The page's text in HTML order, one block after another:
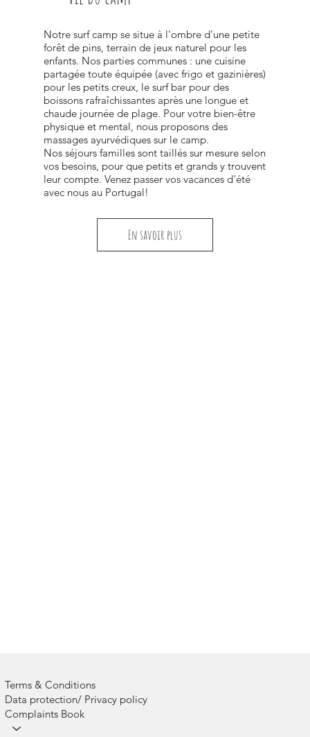
Notre surf camp se situe à l'ombre d'une petite
forêt de pins, terrain de jeux naturel pour les
enfants. Nos parties communes : une cuisine
partagée toute équipée (avec frigo et gazinières)
pour les petits creux, le surf bar pour des
boissons rafraîchissantes après une longue et
chaude journée de plage. Pour votre bien-être
physique et mental, nous proposons des
massages ayurvédiques sur le camp.
Nos séjours familles sont taillés sur mesure selon
vos besoins, pour que petits et grands y trouvent
leur compte. Venez passer vos vacances d'été
avec nous au Portugal!
En savoir plus
Camps
Terms & Conditions
Data protection/ Privacy policy
Complaints Book